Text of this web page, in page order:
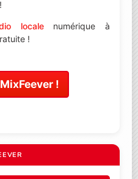
localenumérique à
!
!